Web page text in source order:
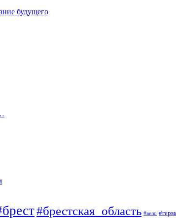
будущего
#брестская_область #вело